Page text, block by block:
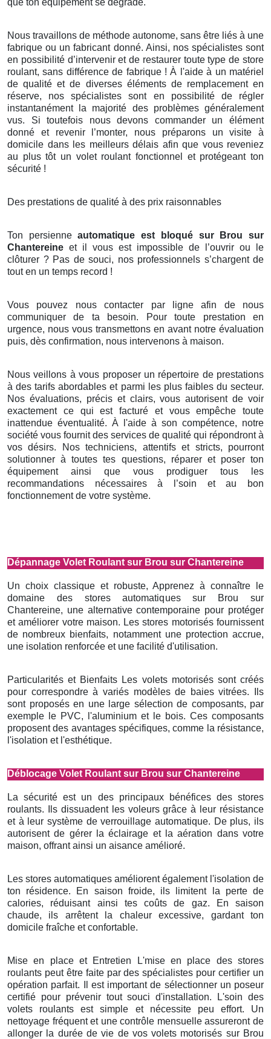
que ton équipement se dégrade.
Nous travaillons de méthode autonome, sans être liés à une
fabrique ou un fabricant donné. Ainsi, nos spécialistes sont
en possibilité d’intervenir et de restaurer toute type de store
roulant, sans différence de fabrique ! À l'aide à un matériel
de qualité et de diverses éléments de remplacement en
réserve, nos spécialistes sont en possibilité de régler
instantanément la majorité des problèmes généralement
vus. Si toutefois nous devons commander un élément
donné et revenir l’monter, nous préparons un visite à
domicile dans les meilleurs délais afin que vous reveniez
au plus tôt un volet roulant fonctionnel et protégeant ton
sécurité !
Des prestations de qualité à des prix raisonnables
Ton persienneautomatique est bloqué sur Brou sur
Chantereine et il vous est impossible de l’ouvrir ou le
clôturer ? Pas de souci, nos professionnels s’chargent de
tout en un temps record !
Vous pouvez nous contacter par ligne afin de nous
communiquer de ta besoin. Pour toute prestation en
urgence, nous vous transmettons en avant notre évaluation
puis, dès confirmation, nous intervenons à maison.
Nous veillons à vous proposer un répertoire de prestations
à des tarifs abordables et parmi les plus faibles du secteur.
Nos évaluations, précis et clairs, vous autorisent de voir
exactement ce qui est facturé et vous empêche toute
inattendue éventualité. À l'aide à son compétence, notre
société vous fournit des services de qualité qui répondront à
vos désirs. Nos techniciens, attentifs et stricts, pourront
solutionner à toutes tes questions, réparer et poser ton
équipement ainsi que vous prodiguer tous les
recommandations nécessaires à l’soin et au bon
fonctionnement de votre système.
Dépannage Volet Roulant sur Brou sur Chantereine
Un choix classique et robuste, Apprenez à connaître le
domaine des stores automatiques sur Brou sur
Chantereine, une alternative contemporaine pour protéger
et améliorer votre maison. Les stores motorisés fournissent
de nombreux bienfaits, notamment une protection accrue,
une isolation renforcée et une facilité d'utilisation.
Particularités et Bienfaits Les volets motorisés sont créés
pour correspondre à variés modèles de baies vitrées. Ils
sont proposés en une large sélection de composants, par
exemple le PVC, l'aluminium et le bois. Ces composants
proposent des avantages spécifiques, comme la résistance,
l'isolation et l'esthétique.
Déblocage Volet Roulant sur Brou sur Chantereine
La sécurité est un des principaux bénéfices des stores
roulants. Ils dissuadent les voleurs grâce à leur résistance
et à leur système de verrouillage automatique. De plus, ils
autorisent de gérer la éclairage et la aération dans votre
maison, offrant ainsi un aisance amélioré.
Les stores automatiques améliorent également l'isolation de
ton résidence. En saison froide, ils limitent la perte de
calories, réduisant ainsi tes coûts de gaz. En saison
chaude, ils arrêtent la chaleur excessive, gardant ton
domicile fraîche et confortable.
Mise en place et Entretien L'mise en place des stores
roulants peut être faite par des spécialistes pour certifier un
opération parfait. Il est important de sélectionner un poseur
certifié pour prévenir tout souci d'installation. L'soin des
volets roulants est simple et nécessite peu effort. Un
nettoyage fréquent et une contrôle mensuelle assureront de
allonger la durée de vie de vos volets motorisés sur Brou